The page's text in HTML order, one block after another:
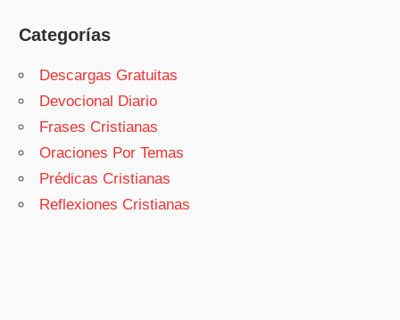
Categorías
Descargas Gratuitas
Devocional Diario
Frases Cristianas
Oraciones Por Temas
Prédicas Cristianas
Reflexiones Cristianas